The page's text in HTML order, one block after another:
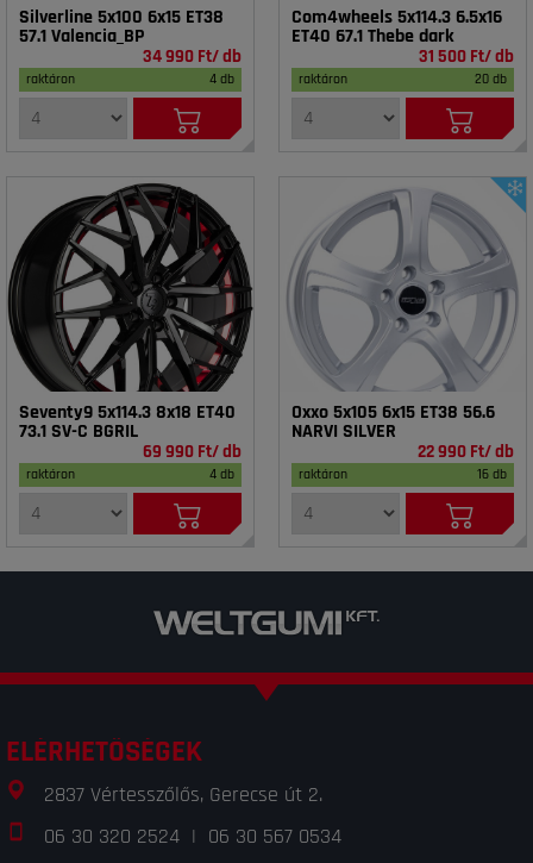
Silverline 5x100 6x15 ET38
57.1 Valencia_BP
34 990 Ft/ db
raktáron 4 db
Com4wheels 5x114.3 6.5x16
ET40 67.1 Thebe dark
31 500 Ft/ db
raktáron 20 db
Seventy9 5x114.3 8x18 ET40
73.1 SV-C BGRIL
69 990 Ft/ db
raktáron 4 db
Oxxo 5x105 6x15 ET38 56.6
NARVI SILVER
22 990 Ft/ db
raktáron 16 db
ELÉRHETŐSÉGEK
2837 Vértesszőlős, Gerecse út 2.
06 30 320 2524 | 06 30 567 0534